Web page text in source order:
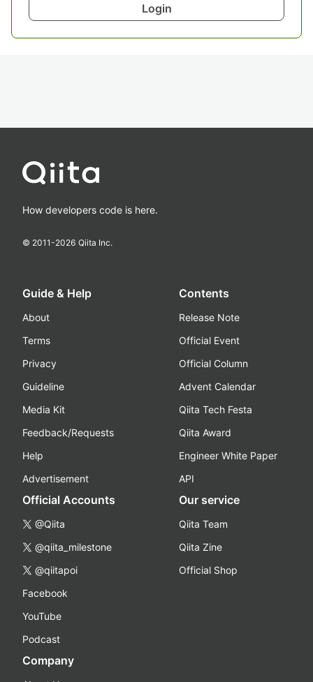
Login
How developers code is here.
© 2011-2026 Qiita Inc.
Guide & Help
About
Terms
Privacy
Guideline
Media Kit
Feedback/Requests
Help
Advertisement
Contents
Release Note
Official Event
Official Column
Advent Calendar
Qiita Tech Festa
Qiita Award
Engineer White Paper
API
Official Accounts
@Qiita
@qiita_milestone
@qiitapoi
Facebook
YouTube
Podcast
Our service
Qiita Team
Qiita Zine
Official Shop
Company